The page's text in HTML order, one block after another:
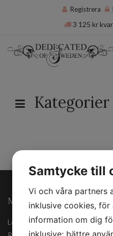
Registrera
3 125 kr
Kategorier
MINA SIDOR
Logga in
Samtycke till
Vi och våra partners
inklusive cookies, för
information om dig
inklusive: bättre